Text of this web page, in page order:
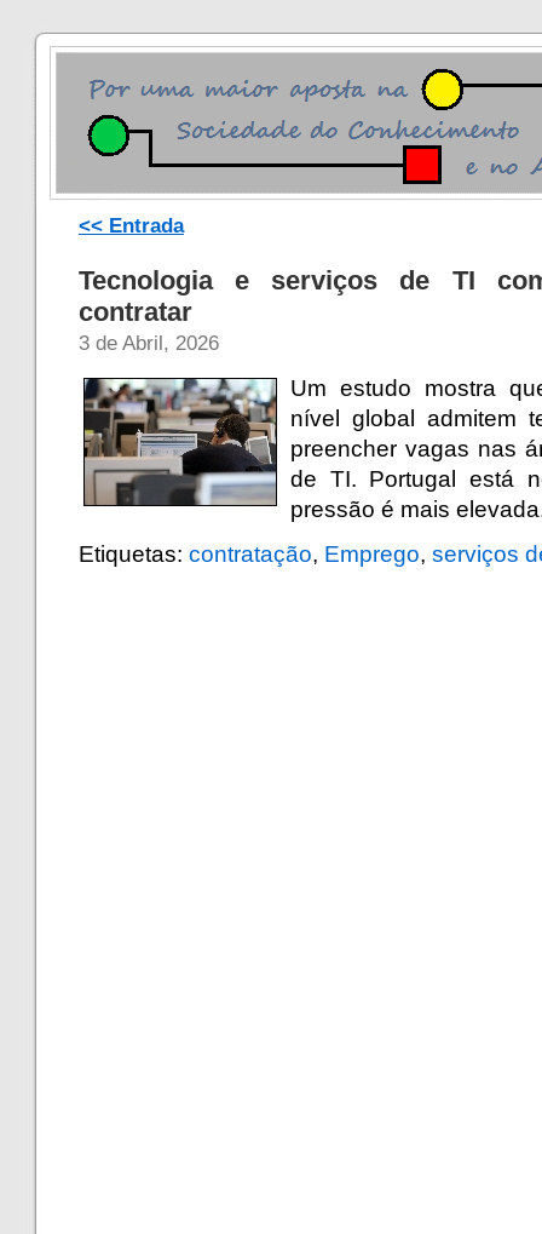
<< Entrada
Tecnologia e serviços de TI
contratar
3 de Abril, 2026
Um estudo mostra
nível global admitem
preencher vagas nas
de TI. Portugal está
pressão é mais
Etiquetas: contratação, Emprego, serviços